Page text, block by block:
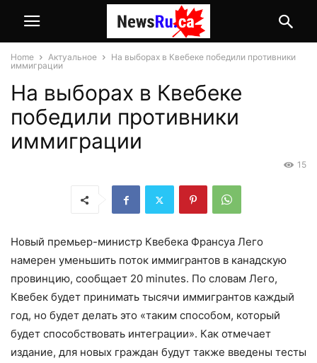
Home Актуальное
На выборах в Квебеке победили противники
иммиграции
На выборах в Квебеке
победили противники
иммиграции
15
Новый премьер-министр Квебека Франсуа Лего
намерен уменьшить поток иммигрантов в канадскую
провинцию, сообщает 20 minutes. По словам Лего,
Квебек будет принимать тысячи иммигрантов каждый
год, но будет делать это «таким способом, который
будет способствовать интеграции». Как отмечает
издание, для новых граждан будут также введены тесты